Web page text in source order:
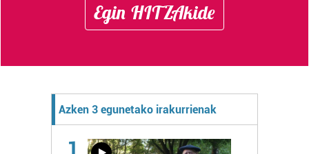
Egin HITZAkide
Azken 3 egunetako irakurrienak
1